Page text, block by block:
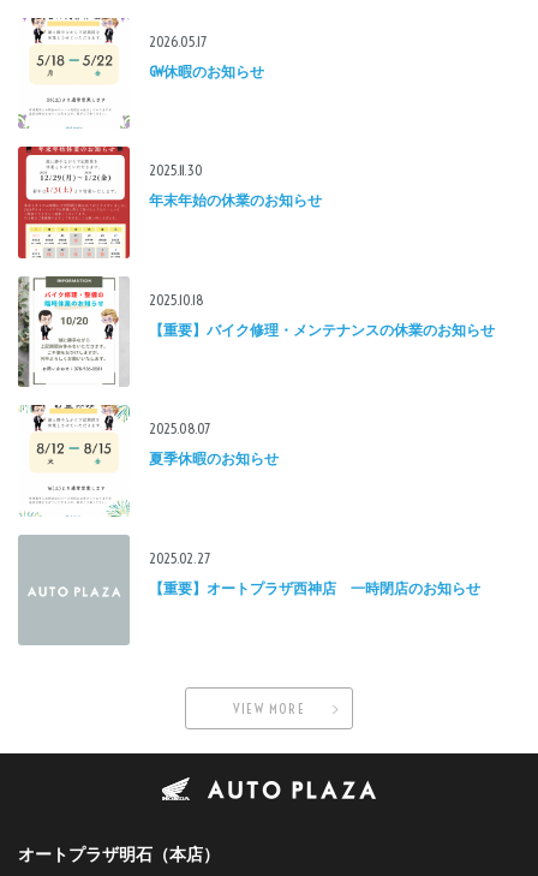
2026.05.17
GW休暇のお知らせ
2025.11.30
年末年始の休業のお知らせ
2025.10.18
【重要】バイク修理・メンテナンスの休業のお知らせ
2025.08.07
夏季休暇のお知らせ
2025.02.27
【重要】オートプラザ西神店 一時閉店のお知らせ
VIEW MORE
オートプラザ明石（本店）